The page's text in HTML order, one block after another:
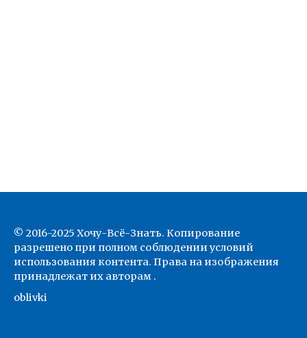
© 2016-2025 Хочу-Всё-Знать. Копирование
разрешено при полном соблюдении условий
использования контента. Права на изображения
принадлежат их авторам .
oblivki